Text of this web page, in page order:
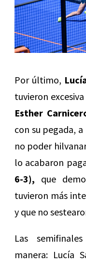
Por último,
tuvieron
Esther
con su pegada,
no poder
lo acabaron
6-3), que
tuvieron más
y que no
Las
manera: Lucía